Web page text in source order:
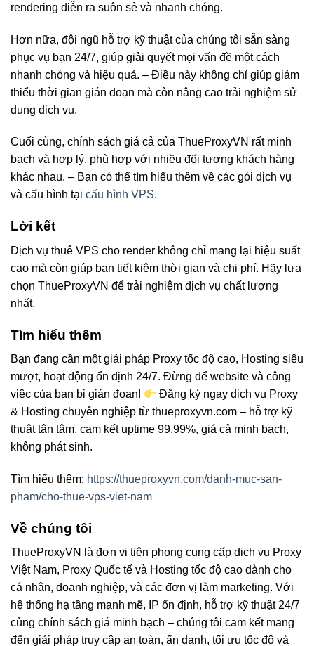
rendering diễn ra suôn sẻ và nhanh chóng.
Hơn nữa, đội ngũ hỗ trợ kỹ thuật của chúng tôi sẵn sàng
phục vụ bạn 24/7, giúp giải quyết mọi vấn đề một cách
nhanh chóng và hiệu quả. – Điều này không chỉ giúp giảm
thiểu thời gian gián đoạn mà còn nâng cao trải nghiệm sử
dụng dịch vụ.
Cuối cùng, chính sách giá cả của ThueProxyVN rất minh
bạch và hợp lý, phù hợp với nhiều đối tượng khách hàng
khác nhau. – Bạn có thể tìm hiểu thêm về các gói dịch vụ
và cấu hình tại cấu hình VPS.
Lời kết
Dịch vụ thuê VPS cho render không chỉ mang lại hiệu suất
cao mà còn giúp bạn tiết kiệm thời gian và chi phí. Hãy lựa
chọn ThueProxyVN để trải nghiệm dịch vụ chất lượng
nhất.
Tìm hiểu thêm
Bạn đang cần một giải pháp Proxy tốc độ cao, Hosting siêu
mượt, hoạt động ổn định 24/7. Đừng để website và công
việc của bạn bị gián đoạn!
Đăng ký ngay dịch vụ Proxy
& Hosting chuyên nghiệp từ thueproxyvn.com – hỗ trợ kỹ
thuật tận tâm, cam kết uptime 99.99%, giá cả minh bạch,
không phát sinh.
Tìm hiểu thêm: https://thueproxyvn.com/danh-muc-san-
pham/cho-thue-vps-viet-nam
Về chúng tôi
ThueProxyVN là đơn vị tiên phong cung cấp dịch vụ Proxy
Việt Nam, Proxy Quốc tế và Hosting tốc độ cao dành cho
cá nhân, doanh nghiệp, và các đơn vị làm marketing. Với
hệ thống hạ tầng mạnh mẽ, IP ổn định, hỗ trợ kỹ thuật 24/7
cùng chính sách giá minh bạch – chúng tôi cam kết mang
đến giải pháp truy cập an toàn, ẩn danh, tối ưu tốc độ và